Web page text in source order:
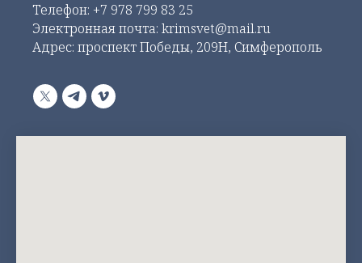
Телефон: +7 978 799 83 25
Электронная почта: krimsvet@mail.ru
Адрес: проспект Победы, 209Н, Симферополь